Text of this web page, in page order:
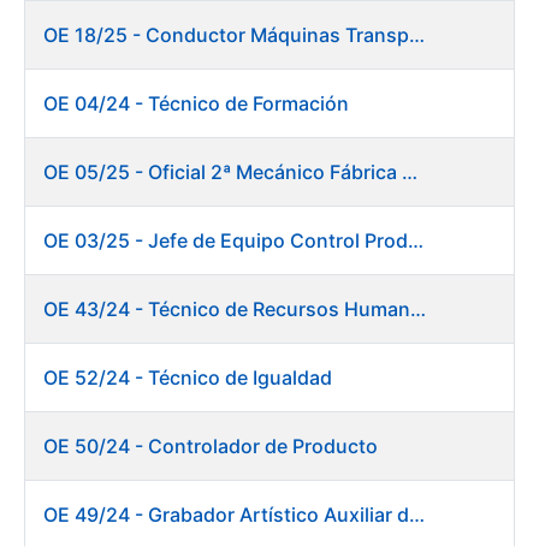
OE 18/25 - Conductor Máquinas Transportadoras Elevadoras. Fábrica Papel
OE 04/24 - Técnico de Formación
OE 05/25 - Oficial 2ª Mecánico Fábrica Papel
OE 03/25 - Jefe de Equipo Control Productivo. Fábrica Papel
OE 43/24 - Técnico de Recursos Humanos
OE 52/24 - Técnico de Igualdad
OE 50/24 - Controlador de Producto
OE 49/24 - Grabador Artístico Auxiliar de Originales